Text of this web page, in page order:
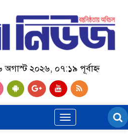
২০২৬, ০৭:১৯ পূর্বাহ্ন
Toggle
navigation